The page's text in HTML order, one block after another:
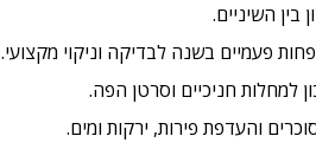
בין השיניים.
פעמיים בשנה לבדיקה וניקוי מקצועי.
למחלות חניכיים וסרטן הפה.
והעדפת פירות, ירקות ומים.